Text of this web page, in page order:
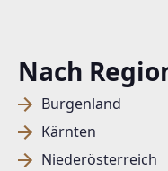
Nach
Burgenland
Kärnten
Niederösterreich